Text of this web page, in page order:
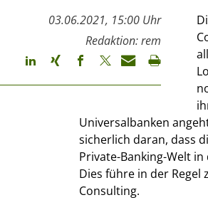
03.06.2021, 15:00 Uhr
Redaktion: rem
Universalbanken
sicherlich daran, dass
Private-Banking-Welt
Dies führe in der
Consulting.